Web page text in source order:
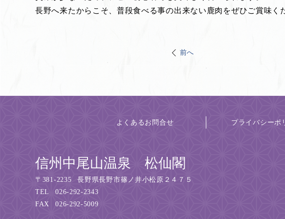
長野へ来たからこそ、普段食べる事の出来ない鹿肉をぜひご賞味く
前へ
よくあるお問合せ プライバシーポ
信州中尾山温泉 松仙閣
〒 381-2235
長野県長野市篠ノ井小松原２４７５
TEL
026-292-2343
FAX
026-292-5009